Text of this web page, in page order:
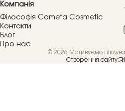
Компанія
Філософія Cometa Cosmetic
Контакти
Блог
Про нас
© 2026 Мотивуємо
Створення сайту: